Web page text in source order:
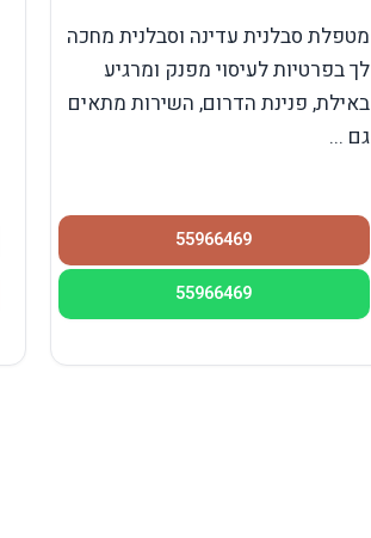
מטפלת סבלנית עדינה וסבלנית מחכה
לך בפרטיות לעיסוי מפנק ומרגיע
באילת, פנינת הדרום, השירות מתאים
גם ...
55966469
55966469